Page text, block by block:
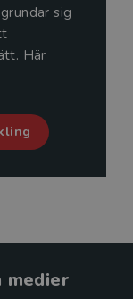
sig
Här
medier